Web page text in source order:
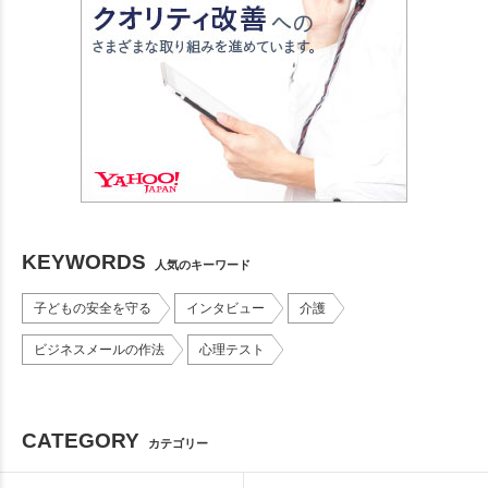
KEYWORDS 人気のキーワード
子どもの安全を守る インタビュー 介護
ビジネスメールの作法 心理テスト
CATEGORY カテゴリー